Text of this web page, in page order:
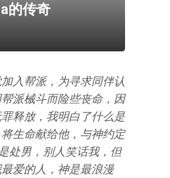
的传奇
入帮派，为寻求同伴认
派械斗而险些丧命，因
释放，我明白了什么是
生命献给他，与神约定
处男，别人笑话我，但
爱的人，神是最浪漫